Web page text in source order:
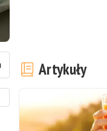
Artykuły